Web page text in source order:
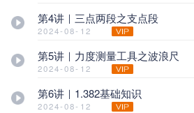
第4讲｜三点两段之支点段
2024-08-12
第5讲｜力度测量工具之波浪尺
2024-08-12
第6讲｜1.382基础知识
2024-08-12